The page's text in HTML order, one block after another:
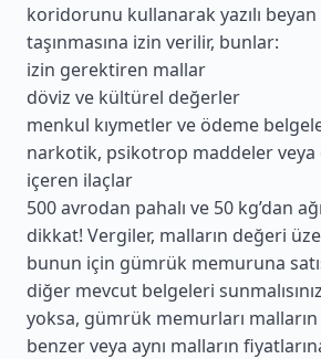
koridorunu kullanarak yazılı
taşınmasına izin verilir, bunlar:
izin gerektiren mallar
döviz ve kültürel değerler
menkul kıymetler ve ödeme
narkotik, psikotrop maddeler
içeren ilaçlar
500 avrodan pahalı ve 50 kg’dan
dikkat! Vergiler, malların değeri
bunun için gümrük memuruna
diğer mevcut belgeleri
yoksa, gümrük memurları
benzer veya aynı malların